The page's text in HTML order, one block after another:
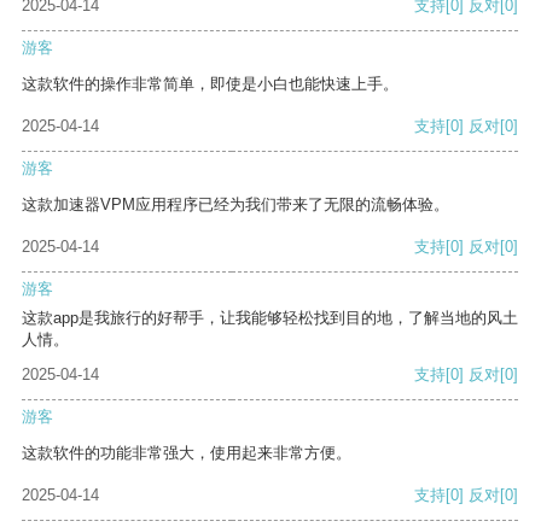
2025-04-14 支持 [0] 反对 [0]
游客
这款软件的操作非常简单，即使是小白也能快速上手。
2025-04-14 支持[0] 反对[0]
游客
这款加速器VPM应用程序已经为我们带来了无限的流畅体验。
2025-04-14 支持[0] 反对[0]
游客
这款app是我旅行的好帮手，让我能够轻松找到目的地，了解当地的风土
人情。
2025-04-14
支持[0] 反对[0]
游客
这款软件的功能非常强大，使用起来非常方便。
2025-04-14 支持[0] 反对[0]